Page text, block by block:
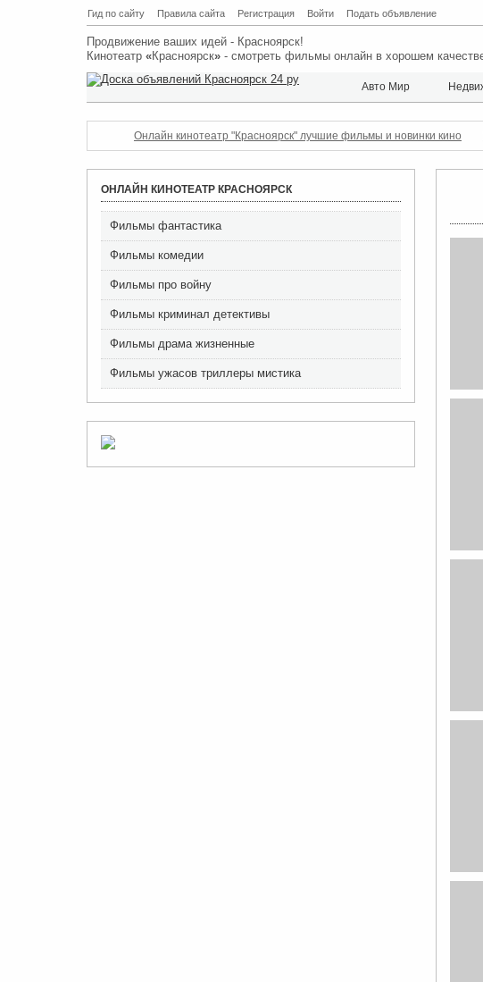
Гид по сайту Правила сайта Регистрация Войти Подать объявление
Продвижение ваших идей - Красноярск!
Кинотеатр «Красноярск»- смотреть фильмы онлайн в хорошем
Авто Мир
Онлайн кинотеатр "Красноярск" лучшие фильмы и новинки кино
ОНЛАЙН КИНОТЕАТР КРАСНОЯРСК
Фильмы фантастика
Фильмы комедии
Фильмы про войну
Фильмы криминал детективы
Фильмы драма жизненные
Фильмы ужасов триллеры мистика